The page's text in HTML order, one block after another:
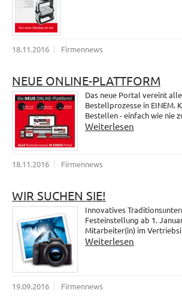
18.11.2016 Firmennews
NEUE ONLINE-PLATTFORM
Das neue Portal vereint
Bestellprozesse in EINEM.
Bestellen - einfach wie nie
Weiterlesen
18.11.2016 Firmennews
WIR SUCHEN SIE!
Innovatives
Festeinstellung ab 1.
Mitarbeiter(in) im
Weiterlesen
19.09.2016 Firmennews